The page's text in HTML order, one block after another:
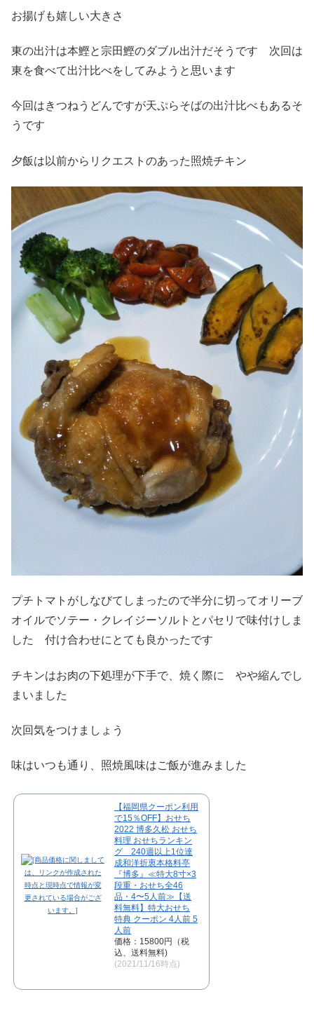
お揚げも嬉しい大きさ
東の出汁は本鰹と宗田鰹のダブル出汁だそうです 次回は
東を食べて出汁比べをしてみようと思います
今回はきつねうどんですが天ぷらそばの出汁比べもあるそ
うです
夕飯は以前からリクエストのあった照焼チキン
プチトマトがしなびてしまったので半分に切ってオリーブ
オイルでソテー・クレイジーソルトとパセリで味付けしま
した 付け合わせにとても良かったです
チキンはお肉の下処理が下手で、焼く際に やや縮んでし
まいました
次回気をつけましょう
味はいつも通り、照焼風味はご飯が進みました
【福岡県クーポン利用
で15％OFF】おせち
2022 博多久松 おせち
料理 おせちランキン
グ 240週以上1位達
成和洋折衷本格料亭
『博多』≪特大8寸×3
段重・おせち全46
品・4〜5人前≫【送
料無料】特大おせち
特典 クーポン 4人前 5
人前
価格：15800円（税
込、送料無料)
(2021/11/16時点)